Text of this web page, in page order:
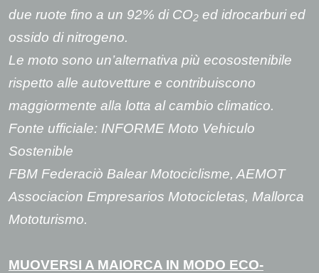
due ruote fino a un 92% di CO2 ed idrocarburi ed
ossido di nitrogeno.
Le moto sono un’alternativa più ecosostenibile
rispetto alle autovetture e contribuiscono
maggiormente alla lotta al cambio climatico.
Fonte ufficiale: INFORME Moto Vehiculo
Sostenible
FBM Federaciò Balear Motociclisme, AEMOT
Associacion Empresarios Motocicletas, Mallorca
Mototurismo.
MUOVERSI A MAIORCA IN MODO ECO-